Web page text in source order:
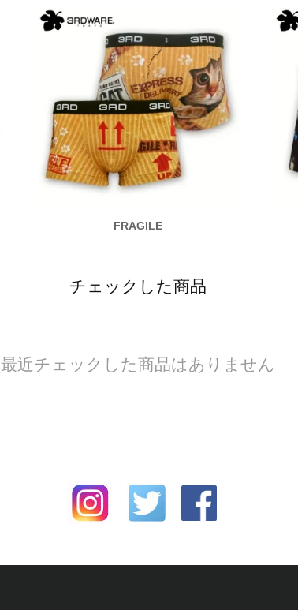
FRAGILE
チェックした商品
最近チェックした商品はありません